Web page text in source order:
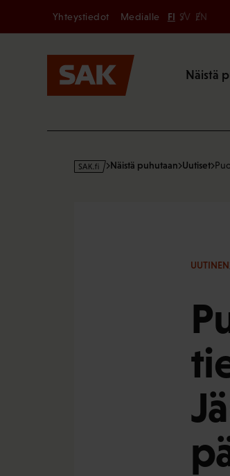
Secondary
Yhteystiedot Medialle FI SV EN
Näistä
s
Näistä puhutaan Uutiset
UUTINEN